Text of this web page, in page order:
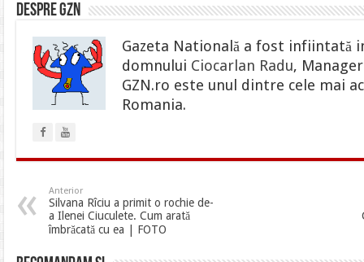
Despre gzn
Gazeta Natională a fost infiintată
domnului Ciocarlan Radu,
GZN.ro este unul dintre cele mai
Romania.
Anterior
Silvana Rîciu a primit o rochie de-
a Ilenei Ciuculete. Cum arată
îmbrăcată cu ea | FOTO